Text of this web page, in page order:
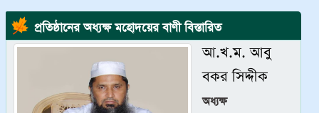
প্রতিষ্ঠানের অধ্যক্ষ মহোদয়ের বাণী বিস্তারিত
আ.খ.ম. আবু
বকর সিদ্দীক
অধ্যক্ষ